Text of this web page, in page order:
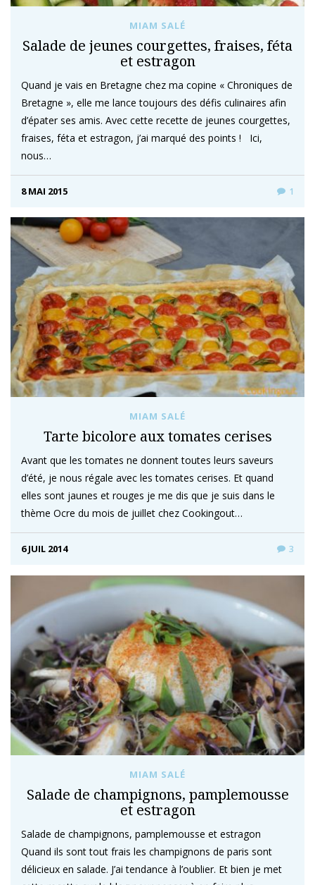
MIAM SALÉ
Salade de jeunes courgettes, fraises, féta
et estragon
Quand je vais en Bretagne chez ma copine « Chroniques de
Bretagne », elle me lance toujours des défis culinaires afin
d’épater ses amis. Avec cette recette de jeunes courgettes,
fraises, féta et estragon, j’ai marqué des points ! Ici,
nous…
8 MAI 2015 1
MIAM SALÉ
Tarte bicolore aux tomates cerises
Avant que les tomates ne donnent toutes leurs saveurs
d’été, je nous régale avec les tomates cerises. Et quand
elles sont jaunes et rouges je me dis que je suis dans le
thème Ocre du mois de juillet chez Cookingout…
6 JUIL 2014 3
MIAM SALÉ
Salade de champignons, pamplemousse
et estragon
Salade de champignons, pamplemousse et estragon
Quand ils sont tout frais les champignons de paris sont
délicieux en salade. J’ai tendance à l’oublier. Et bien je met